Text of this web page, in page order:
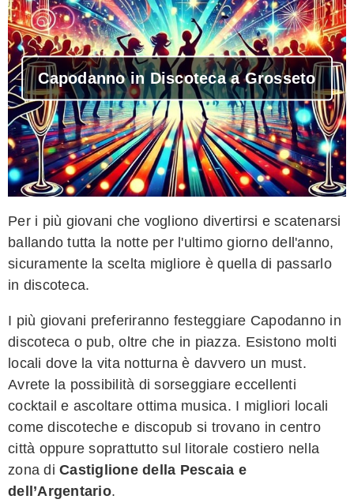
Capodanno in Discoteca a Grosseto
Per i più giovani che vogliono divertirsi e scatenarsi
ballando tutta la notte per l'ultimo giorno dell'anno,
sicuramente la scelta migliore è quella di passarlo
in discoteca.
I più giovani preferiranno festeggiare Capodanno in
discoteca o pub, oltre che in piazza. Esistono molti
locali dove la vita notturna è davvero un must.
Avrete la possibilità di sorseggiare eccellenti
cocktail e ascoltare ottima musica. I migliori locali
come discoteche e discopub si trovano in centro
città oppure soprattutto sul litorale costiero nella
zona di Castiglione della Pescaia e
dell’Argentario.